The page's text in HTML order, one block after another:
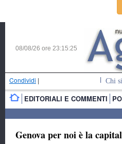
08/08/26 ore 23:15:26
Condividi | Chi
EDITORIALI E COMMENTI
Genova per noi è la